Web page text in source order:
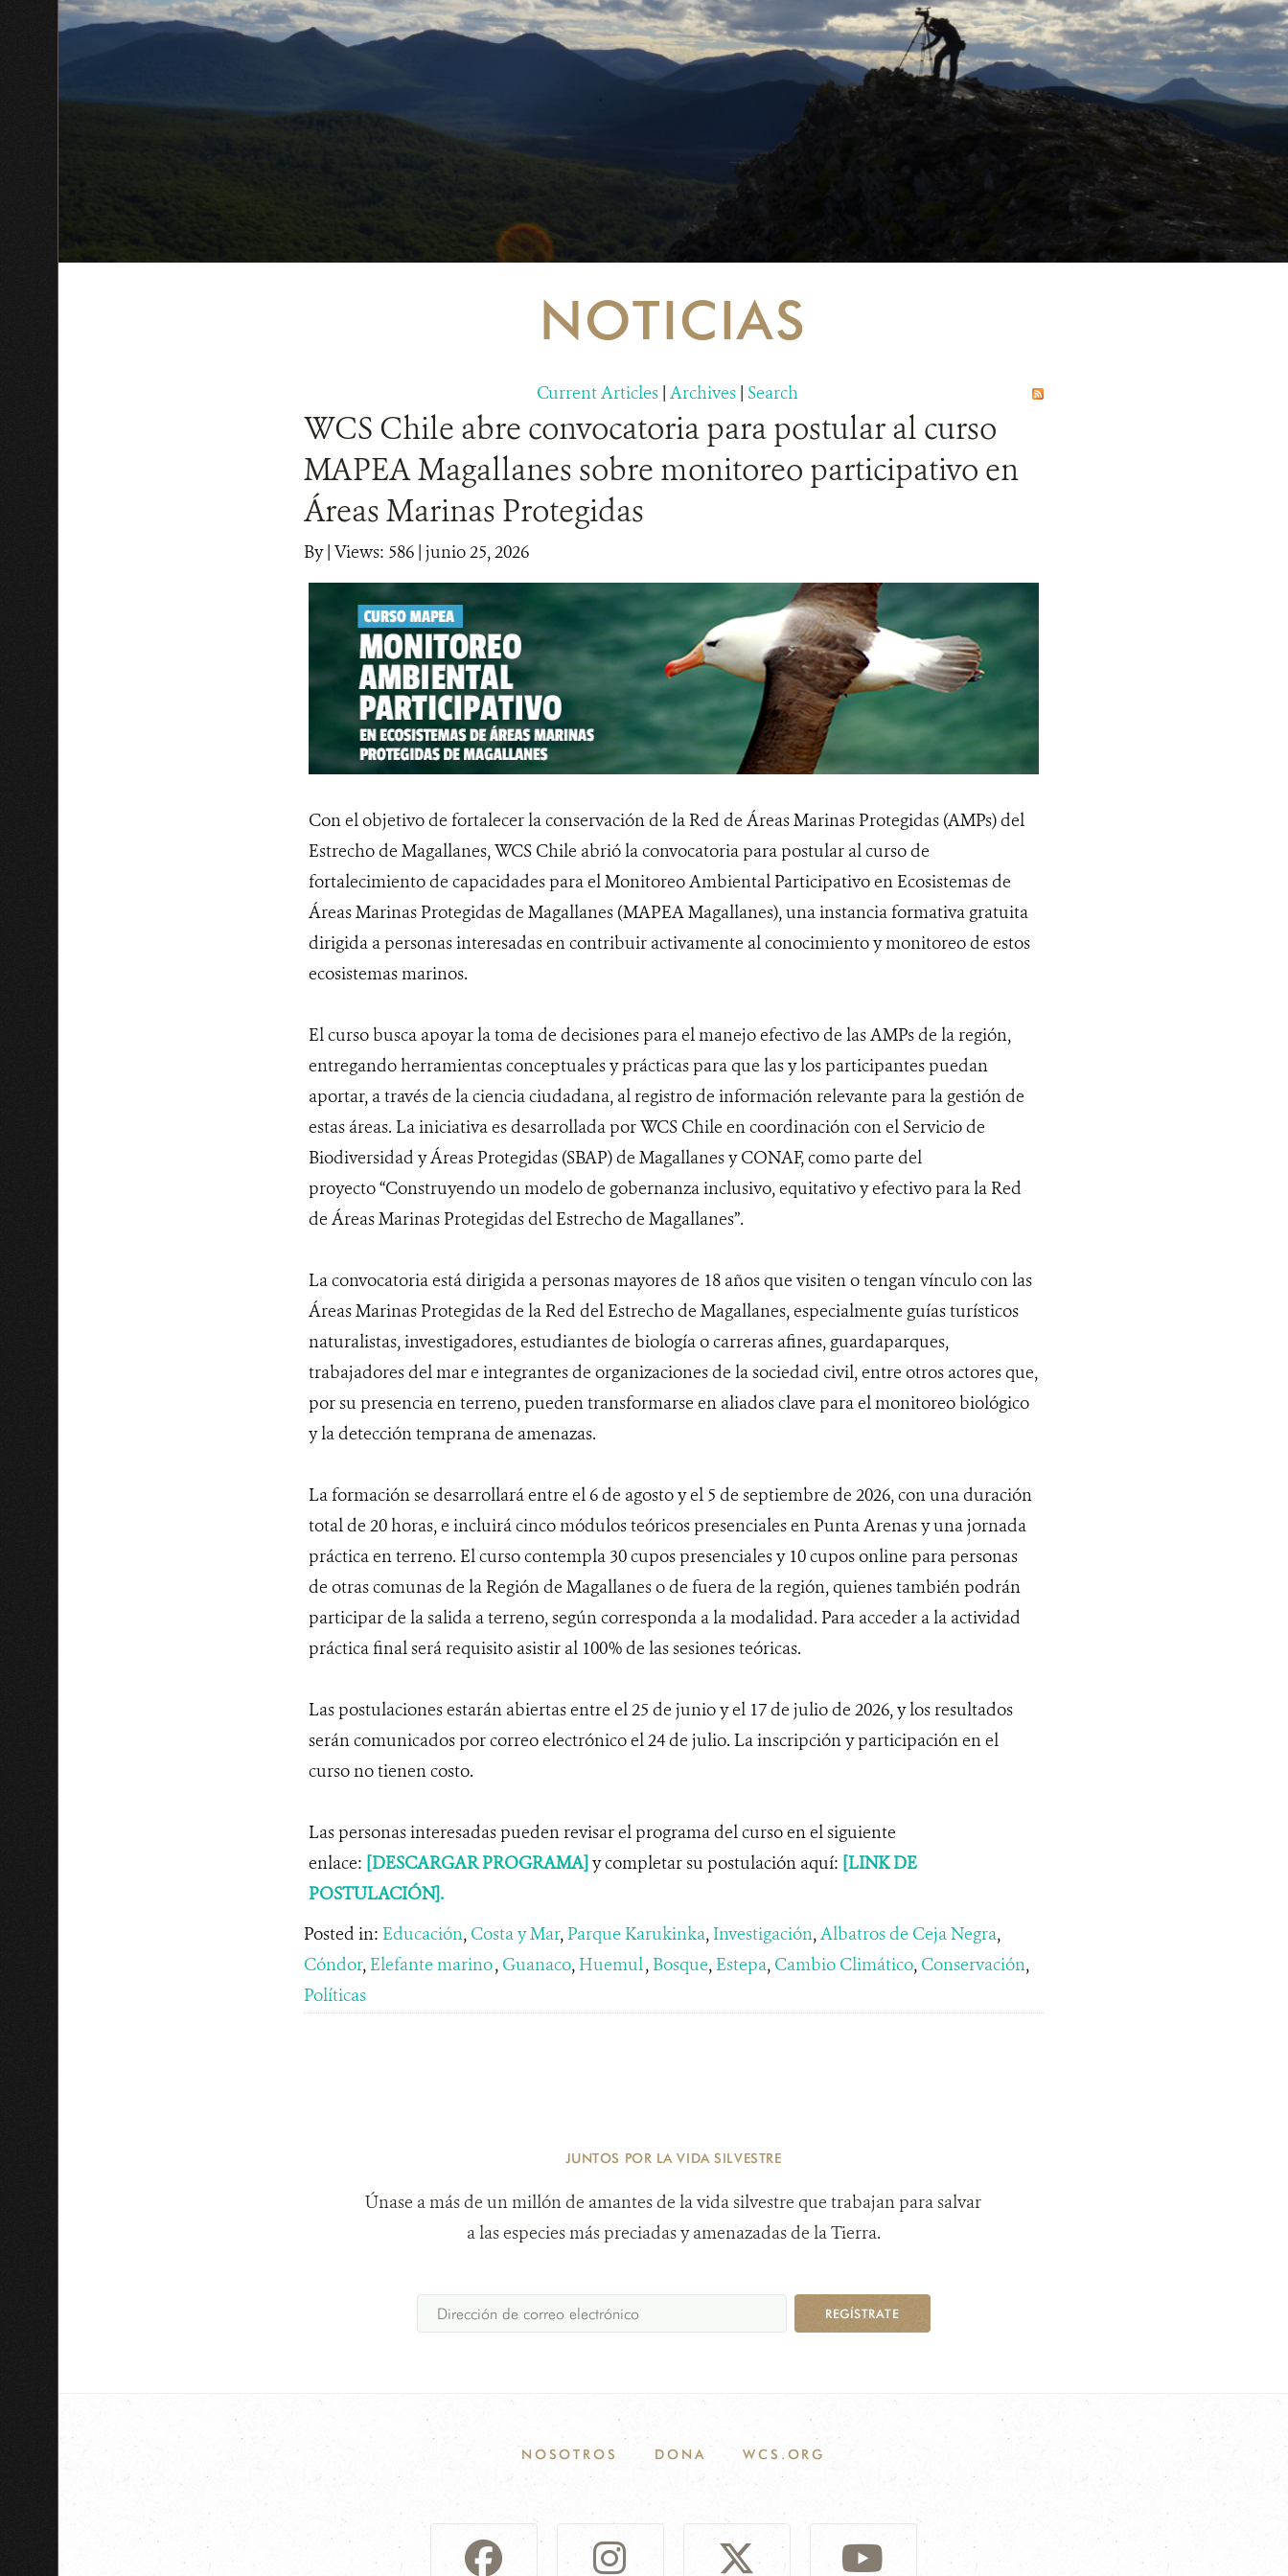
NOTICIAS
Current Articles | Archives | Search
WCS Chile abre convocatoria para postular al curso
MAPEA Magallanes sobre monitoreo participativo en
Áreas Marinas Protegidas
By| Views: 586| junio 25, 2026
Con el objetivo de fortalecer la conservación de la Red de Áreas Marinas Protegidas (AMPs) del
Estrecho de Magallanes, WCS Chile abrió la convocatoria para postular al curso de
fortalecimiento de capacidades para el Monitoreo Ambiental Participativo en Ecosistemas de
Áreas Marinas Protegidas de Magallanes (MAPEA Magallanes), una instancia formativa gratuita
dirigida a personas interesadas en contribuir activamente al conocimiento y monitoreo de estos
ecosistemas marinos.
El curso busca apoyar la toma de decisiones para el manejo efectivo de las AMPs de la región,
entregando herramientas conceptuales y prácticas para que las y los participantes puedan
aportar, a través de la ciencia ciudadana, al registro de información relevante para la gestión de
estas áreas. La iniciativa es desarrollada por WCS Chile en coordinación con el Servicio de
Biodiversidad y Áreas Protegidas (SBAP) de Magallanes y CONAF, como parte del
proyecto “Construyendo un modelo de gobernanza inclusivo, equitativo y efectivo para la Red
de Áreas Marinas Protegidas del Estrecho de Magallanes”.
La convocatoria está dirigida a personas mayores de 18 años que visiten o tengan vínculo con las
Áreas Marinas Protegidas de la Red del Estrecho de Magallanes, especialmente guías turísticos
naturalistas, investigadores, estudiantes de biología o carreras afines, guardaparques,
trabajadores del mar e integrantes de organizaciones de la sociedad civil, entre otros actores que,
por su presencia en terreno, pueden transformarse en aliados clave para el monitoreo biológico
y la detección temprana de amenazas.
La formación se desarrollará entre el 6 de agosto y el 5 de septiembre de 2026, con una duración
total de 20 horas, e incluirá cinco módulos teóricos presenciales en Punta Arenas y una jornada
práctica en terreno. El curso contempla 30 cupos presenciales y 10 cupos online para personas
de otras comunas de la Región de Magallanes o de fuera de la región, quienes también podrán
participar de la salida a terreno, según corresponda a la modalidad. Para acceder a la actividad
práctica final será requisito asistir al 100% de las sesiones teóricas.
Las postulaciones estarán abiertas entre el 25 de junio y el 17 de julio de 2026, y los resultados
serán comunicados por correo electrónico el 24 de julio. La inscripción y participación en el
curso no tienen costo.
Las personas interesadas pueden revisar el programa del curso en el siguiente
enlace: [DESCARGAR PROGRAMA] y completar su postulación aquí: [LINK DE
POSTULACIÓN].
Posted in: Educación, Costa y Mar, Parque Karukinka, Investigación,Albatros de Ceja Negra,
Cóndor, Elefante marino, Guanaco, Huemul, Bosque, Estepa, Cambio Climático, Conservación,
Políticas
JUNTOS POR LA VIDA SILVESTRE
Únase a más de un millón de amantes de la vida silvestre que trabajan para salvar
a las especies más preciadas y amenazadas de la Tierra.
REGÍSTRATE
NOSOTROS DONA WCS.ORG